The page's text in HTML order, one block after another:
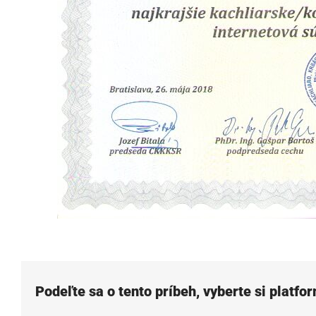
Podeľte sa o tento príbeh, vyberte si